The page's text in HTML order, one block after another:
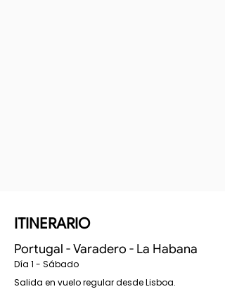
ITINERARIO
Portugal - Varadero - La Habana
Día 1 - Sábado
Salida en vuelo regular desde Lisboa.